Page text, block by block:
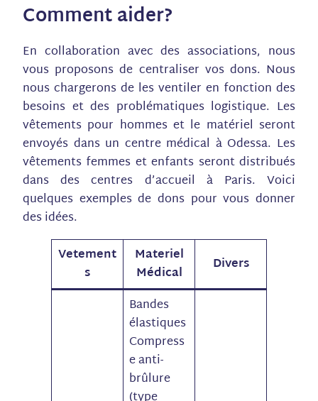
Comment aider?
En collaboration avec des associations, nous
vous proposons de centraliser vos dons. Nous
nous chargerons de les ventiler en fonction des
besoins et des problématiques logistique. Les
vêtements pour hommes et le matériel seront
envoyés dans un centre médical à Odessa. Les
vêtements femmes et enfants seront distribués
dans des centres d’accueil à Paris. Voici
quelques exemples de dons pour vous donner
des idées.
Vetement
s
Materiel
Médical
Divers
Bandes
élastiques
Compress
e anti-
brûlure